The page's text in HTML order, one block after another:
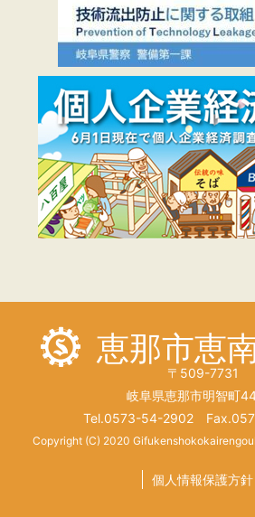
恵那市恵
〒509-7731
岐阜県恵那市明智町
Tel.0573-54-2902
Copyright (C) 2020
個人情報保護方針